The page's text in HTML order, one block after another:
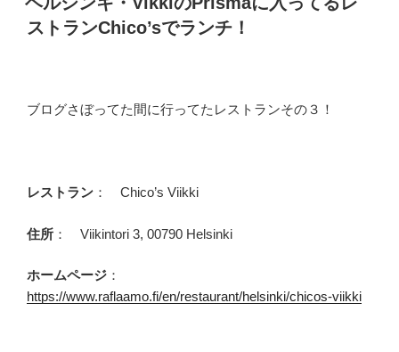
ストランChico’sでランチ！
ブログさぼってた間に行ってたレストランその３！
レストラン ： Chico’s Viikki
住所 ： Viikintori 3, 00790 Helsinki
ホームページ ：
https://www.raflaamo.fi/en/restaurant/helsinki/chicos-viikki